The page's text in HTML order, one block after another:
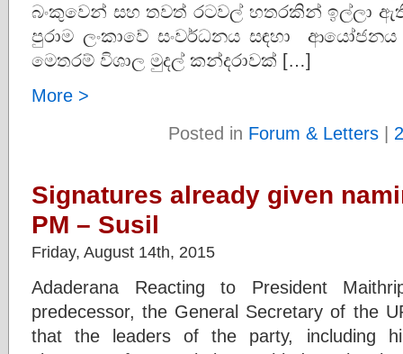
බංකුවෙන් සහ තවත් රටවල් හතරකින් ඉල්ලා
පුරාම ලංකාවේ සංවර්ධනය සඳහා
මෙතරම් විශාල මුදල් කන්දරාවක් […]
More >
Posted in Forum & Letters|
Signatures already given
PM – Susil
Friday, August 14th, 2015
Adaderana Reacting to President
predecessor, the General Secretary of the
that the leaders of the party, including